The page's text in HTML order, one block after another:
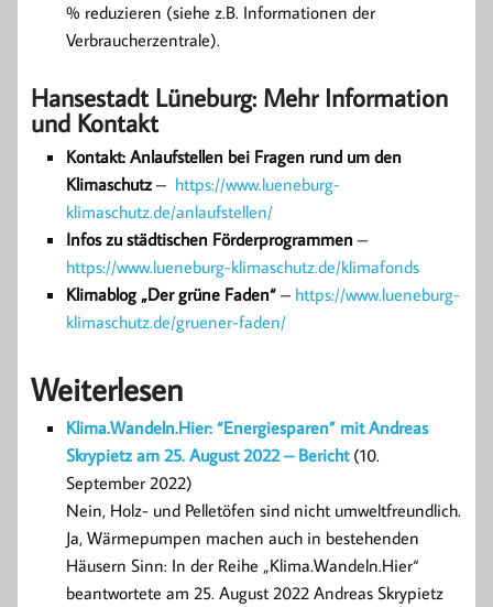
% reduzieren (siehe z.B. Informationen der
Verbraucherzentrale).
Hansestadt Lüneburg: Mehr Information
und Kontakt
Kontakt: Anlaufstellen bei Fragen rund um den
Klimaschutz – https://www.lueneburg-
klimaschutz.de/anlaufstellen/
Infos zu städtischen Förderprogrammen –
https://www.lueneburg-klimaschutz.de/klimafonds
Klimablog „Der grüne Faden“ – https://www.lueneburg-
klimaschutz.de/gruener-faden/
Weiterlesen
Klima.Wandeln.Hier: “Energiesparen” mit Andreas
Skrypietz am 25. August 2022 – Bericht (10.
September 2022)
Nein, Holz- und Pelletöfen sind nicht umweltfreundlich.
Ja, Wärmepumpen machen auch in bestehenden
Häusern Sinn: In der Reihe „Klima.Wandeln.Hier“
beantwortete am 25. August 2022 Andreas Skrypietz